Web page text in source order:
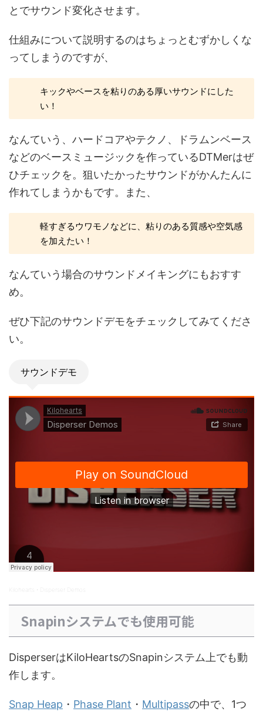
とでサウンド変化させます。
仕組みについて説明するのはちょっとむずかしくな
ってしまうのですが、
キックやベースを粘りのある厚いサウンドにした
い！
なんていう、ハードコアやテクノ、ドラムンベース
などのベースミュージックを作っているDTMerはぜ
ひチェックを。狙いたかったサウンドがかんたんに
作れてしまうかもです。また、
軽すぎるウワモノなどに、粘りのある質感や空気感
を加えたい！
なんていう場合のサウンドメイキングにもおすす
め。
ぜひ下記のサウンドデモをチェックしてみてくださ
い。
サウンドデモ
·
Snapinシステムでも使用可能
DisperserはKiloHeartsのSnapinシステム上でも動
作します。
Snap Heap ・ Phase Plant ・ Multipassの中で、1つ